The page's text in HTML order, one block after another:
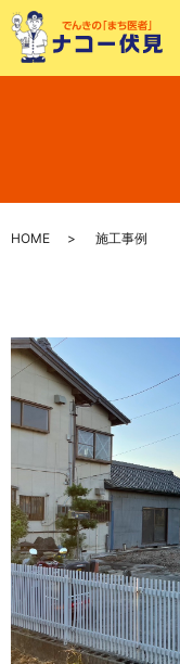
HOME 施工事例